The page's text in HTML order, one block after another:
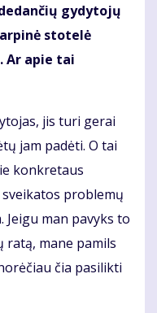
gydytojų
stotelė
Ar apie tai
jis turi gerai
jam padėti. O tai
konkretaus
problemų
man pavyks to
ratą, mane pamils
čia pasilikti